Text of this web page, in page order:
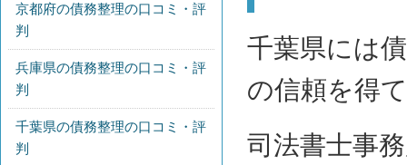
千葉県には
の信頼を得
司法書士事
京都府の債務整理の口コミ・評
判
兵庫県の債務整理の口コミ・評
判
千葉県の債務整理の口コミ・評
判